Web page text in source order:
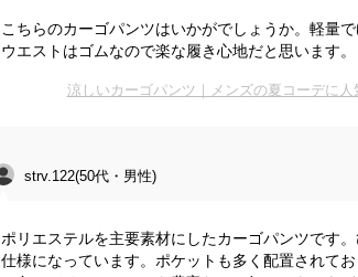
こちらのカーゴパンツはいかがでしょうか。軽量
ウエストはゴムなので楽な履き心地だと思います。
涼しいカーゴパンツ｜メンズの夏コーデに
strv.122(50代・男性)
ポリエステルを主要素材にしたカーゴパンツです
仕様になっています。ポケットも多く配置されて